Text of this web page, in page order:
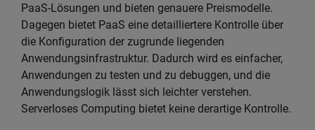
PaaS-Lösungen und bieten genauere Preismodelle.
Dagegen bietet PaaS eine detailliertere Kontrolle über
die Konfiguration der zugrunde liegenden
Anwendungsinfrastruktur. Dadurch wird es einfacher,
Anwendungen zu testen und zu debuggen, und die
Anwendungslogik lässt sich leichter verstehen.
Serverloses Computing bietet keine derartige Kontrolle.